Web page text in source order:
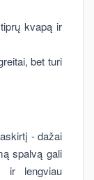
kvapą ir
bet turi
- dažai
spalvą gali
ir lengviau